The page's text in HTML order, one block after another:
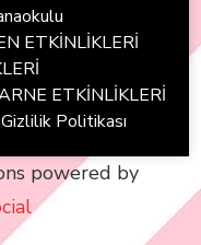
ETKİNLİKLERİ
ETKİNLİKLERİ
Gizlilik Politikası
powered by